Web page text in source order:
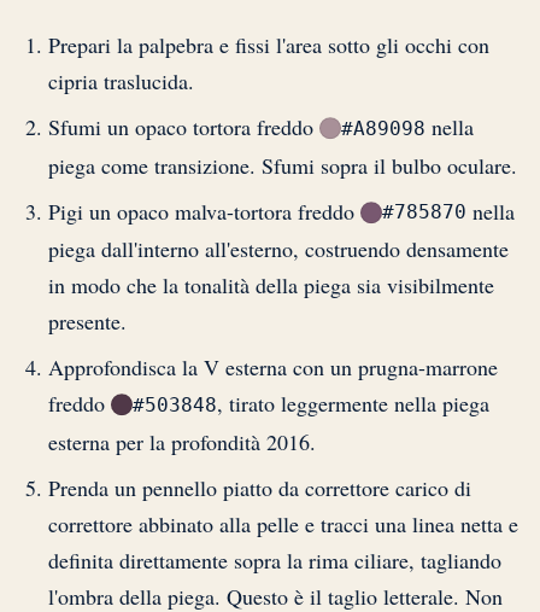
Prepari la palpebra e fissi l'area sotto gli occhi con
cipria traslucida.
Sfumi un opaco tortora freddo
#A89098 nella
piega come transizione. Sfumi sopra il bulbo oculare.
Pigi un opaco malva-tortora freddo
#785870 nella
piega dall'interno all'esterno, costruendo densamente
in modo che la tonalità della piega sia visibilmente
presente.
Approfondisca la V esterna con un prugna-marrone
freddo
#503848, tirato leggermente nella piega
esterna per la profondità 2016.
Prenda un pennello piatto da correttore carico di
correttore abbinato alla pelle e tracci una linea netta e
definita direttamente sopra la rima ciliare, tagliando
l'ombra della piega. Questo è il taglio letterale. Non